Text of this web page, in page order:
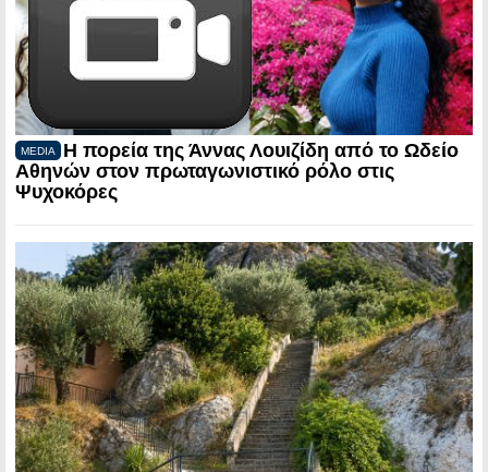
MEDIA
Η πορεία της Άννας Λουιζίδη από το Ωδείο
Αθηνών στον πρωταγωνιστικό ρόλο στις
Ψυχοκόρες